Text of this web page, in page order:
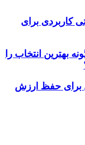
برای
انتخاب را
حفظ ارزش